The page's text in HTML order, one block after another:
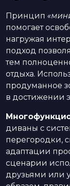
Принцип
помогает
нагружая
подход
тем
отдыха.
продуманное
в достижении
диваны с
перегородки,
адаптации
сценарии
друзьями или